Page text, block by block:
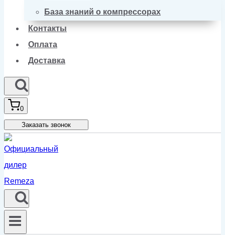
База знаний о компрессорах
Контакты
Оплата
Доставка
0
Заказать звонок